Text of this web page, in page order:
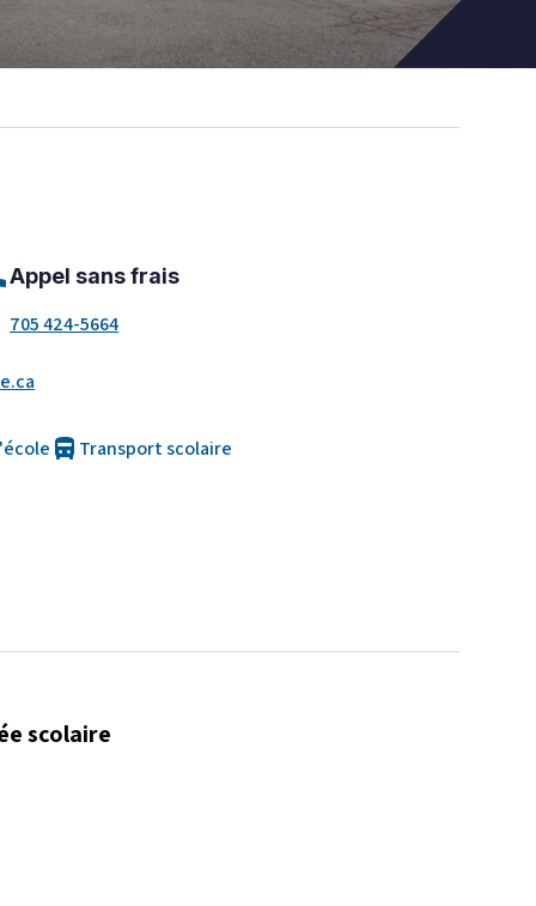
Appel sans frais
705 424-5664
directions_bus Transport scolaire
scolaire